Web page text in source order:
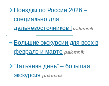
Поездки по России 2026 –
специально для
дальневосточников ! palomnik
Большие экскурсии для всех в
феврале и марте palomnik
“Татьянин день” – большая
экскурсия palomnik